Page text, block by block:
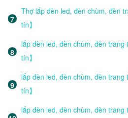
Thợ lắp đèn led, đèn chùm, đèn
tín】
lắp đèn led, đèn chùm, đèn trang
tín】
lắp đèn led, đèn chùm, đèn
tín】
lắp đèn led, đèn chùm, đèn